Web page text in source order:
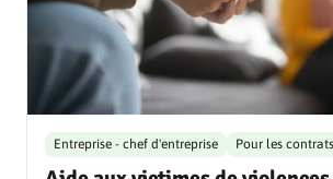
Entreprise - chef d'entreprise Pour les